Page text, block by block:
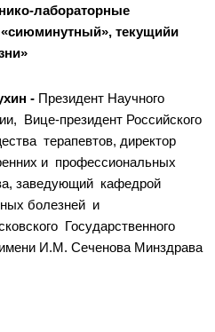
лабораторные
текущийи
- Президент Научного
Вице-президент Российского
терапевтов, директор
и профессиональных
заведующий кафедрой
болезней и
Государственного
И.М. Сеченова Минздрава